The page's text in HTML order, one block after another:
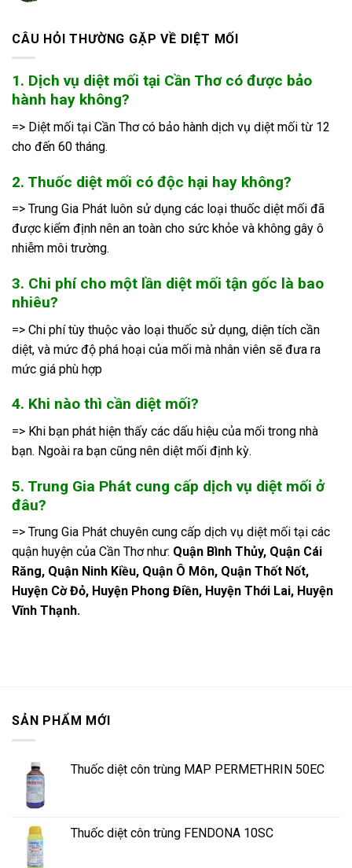
CÂU HỎI THƯỜNG GẶP VỀ DIỆT MỐI
1. Dịch vụ diệt mối tại Cần Thơ có được bảo
hành hay không?
=> Diệt mối tại Cần Thơ có bảo hành dịch vụ diệt mối từ 12
cho đến 60 tháng.
2. Thuốc diệt mối có độc hại hay không?
=> Trung Gia Phát luôn sử dụng các loại thuốc diệt mối đã
được kiểm định nên an toàn cho sức khỏe và không gây ô
nhiễm môi trường.
3. Chi phí cho một lần diệt mối tận gốc là bao
nhiêu?
=> Chi phí tùy thuộc vào loại thuốc sử dụng, diện tích cần
diệt, và mức độ phá hoại của mối mà nhân viên sẽ đưa ra
mức giá phù hợp
4. Khi nào thì cần diệt mối?
=> Khi bạn phát hiện thấy các dấu hiệu của mối trong nhà
bạn. Ngoài ra bạn cũng nên diệt mối định kỳ.
5. Trung Gia Phát cung cấp dịch vụ diệt mối ở
đâu?
=> Trung Gia Phát chuyên cung cấp dịch vụ diệt mối tại các
quận huyện của Cần Thơ như: Quận Bình Thủy, Quận Cái
Răng, Quận Ninh Kiều, Quận Ô Môn, Quận Thốt Nốt,
Huyện Cờ Đỏ, Huyện Phong Điền, Huyện Thới Lai, Huyện
Vĩnh Thạnh.
SẢN PHẨM MỚI
Thuốc diệt côn trùng MAP PERMETHRIN 50EC
Thuốc diệt côn trùng FENDONA 10SC